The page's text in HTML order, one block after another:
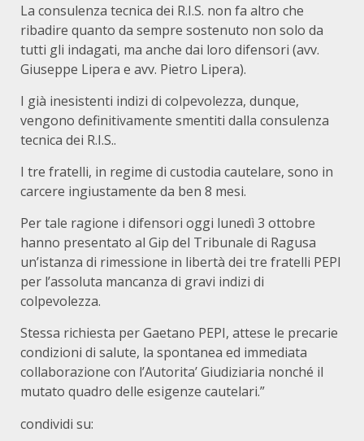
La consulenza tecnica dei R.I.S. non fa altro che
ribadire quanto da sempre sostenuto non solo da
tutti gli indagati, ma anche dai loro difensori (avv.
Giuseppe Lipera e avv. Pietro Lipera).
I già inesistenti indizi di colpevolezza, dunque,
vengono definitivamente smentiti dalla consulenza
tecnica dei R.I.S..
I tre fratelli, in regime di custodia cautelare, sono in
carcere ingiustamente da ben 8 mesi.
Per tale ragione i difensori oggi lunedì 3 ottobre
hanno presentato al Gip del Tribunale di Ragusa
un’istanza di rimessione in libertà dei tre fratelli PEPI
per l’assoluta mancanza di gravi indizi di
colpevolezza.
Stessa richiesta per Gaetano PEPI, attese le precarie
condizioni di salute, la spontanea ed immediata
collaborazione con l’Autorita’ Giudiziaria nonché il
mutato quadro delle esigenze cautelari.”
condividi su: